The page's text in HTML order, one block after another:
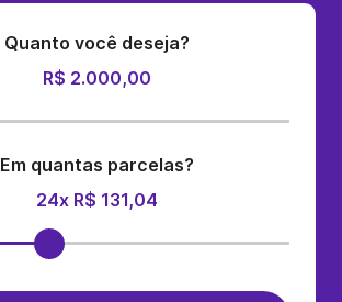
Quanto você deseja?
R$ 2.000,00
Em quantas parcelas?
24x R$ 131,04